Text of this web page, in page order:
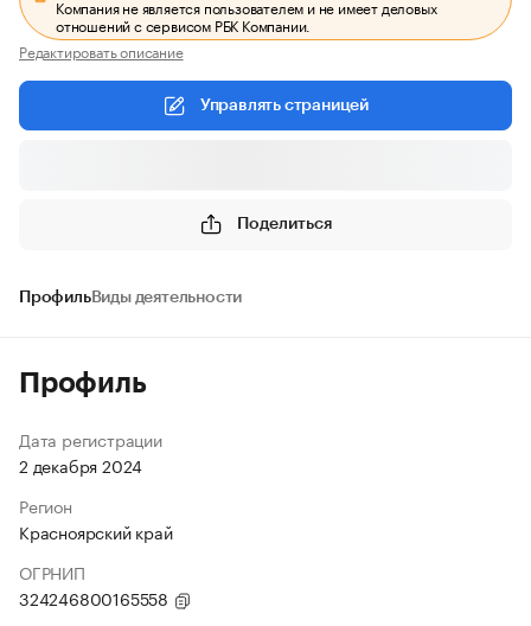
Компания не является пользователем и не имеет деловых
отношений с сервисом РБК Компании.
Редактировать описание
Управлять страницей
Поделиться
ПрофильВиды деятельности
Профиль
Дата регистрации
2 декабря 2024
Регион
Красноярский край
ОГРНИП
324246800165558